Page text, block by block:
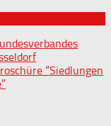
“Siedlungen